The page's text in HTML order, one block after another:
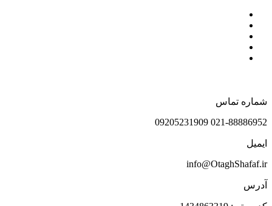
شماره تماس
021-88886952 09205231909
ایمیل
info@OtaghShafaf.ir
آدرس